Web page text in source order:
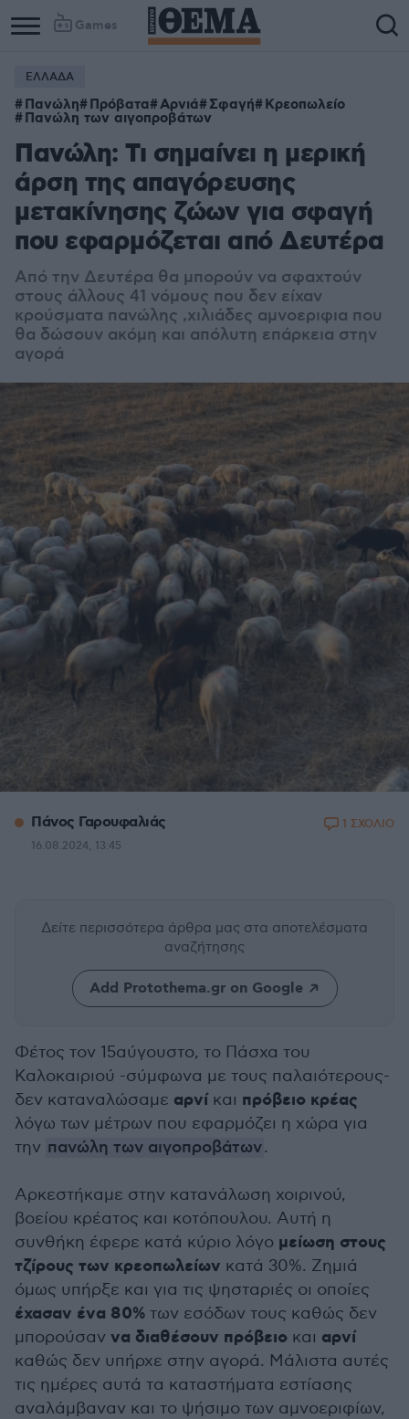
Games
ΕΛΛΑΔΑ
Πανώλη Πρόβατα Αρνιά Σφαγή Κρεοπωλείο
Πανώλη των αιγοπροβάτων
Πανώλη: Τι σημαίνει η μερική
άρση της απαγόρευσης
μετακίνησης ζώων για σφαγή
που εφαρμόζεται από Δευτέρα
Από την Δευτέρα θα μπορούν να σφαχτούν
στους άλλους 41 νόμους που δεν είχαν
κρούσματα πανώλης ,χιλιάδες αμνοεριφια που
θα δώσουν ακόμη και απόλυτη επάρκεια στην
αγορά
Πάνος Γαρουφαλιάς
16.08.2024, 13:45
1 ΣΧΟΛΙΟ
Δείτε περισσότερα άρθρα μας στα αποτελέσματα
αναζήτησης
Add Protothema.gr on Google
Φέτος τον 15αύγουστο, το Πάσχα του
Καλοκαιριού -σύμφωνα με τους παλαιότερους-
δεν καταναλώσαμε αρνίκαι πρόβειο κρέας
λόγω των μέτρων που εφαρμόζει η χώρα για
την πανώλη των αιγοπροβάτων.
Αρκεστήκαμε στην κατανάλωση χοιρινού,
βοείου κρέατος και κοτόπουλου. Αυτή η
συνθήκη έφερε κατά κύριο λόγο μείωση στους
τζίρους των κρεοπωλείων κατά 30%. Ζημιά
όμως υπήρξε και για τις ψησταριές οι οποίες
έχασαν ένα 80% των εσόδων τους καθώς δεν
μπορούσαν να διαθέσουν πρόβειο και αρνί
καθώς δεν υπήρχε στην αγορά. Μάλιστα αυτές
τις ημέρες αυτά τα καταστήματα εστίασης
αναλάμβαναν και το ψήσιμο των αμνοεριφίων,